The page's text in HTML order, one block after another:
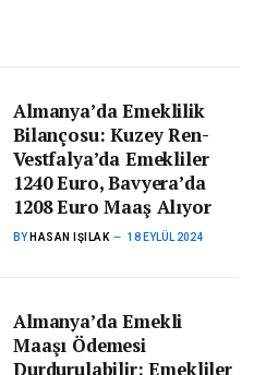
Almanya’da Emeklilik
Bilançosu: Kuzey Ren-
Vestfalya’da Emekliler
1240 Euro, Bavyera’da
1208 Euro Maaş Alıyor
BY HASAN IŞILAK 18 EYLÜL 2024
Almanya’da Emekli
Maaşı Ödemesi
Durdurulabilir: Emekliler